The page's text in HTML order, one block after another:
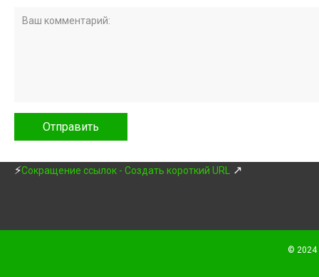
⚡Сокращение ссылок - Создать короткий URL ↗
© 2024